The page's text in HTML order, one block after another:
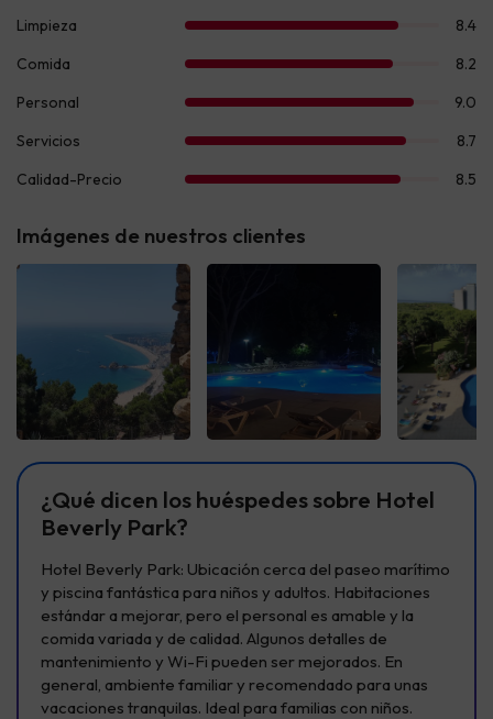
Imágenes de nuestros clientes
¿Qué dicen los huéspedes sobre Hotel
Beverly Park?
Hotel Beverly Park: Ubicación cerca del paseo marítimo
y piscina fantástica para niños y adultos. Habitaciones
estándar a mejorar, pero el personal es amable y la
comida variada y de calidad. Algunos detalles de
mantenimiento y Wi-Fi pueden ser mejorados. En
general, ambiente familiar y recomendado para unas
vacaciones tranquilas. Ideal para familias con niños.